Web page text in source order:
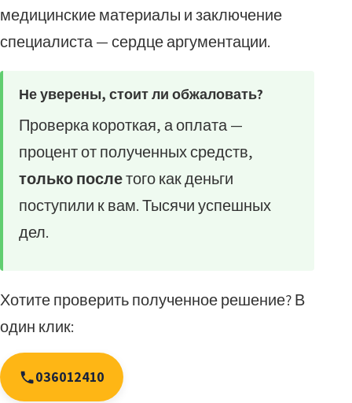
медицинские материалы и заключение
специалиста — сердце аргументации.
Не уверены, стоит ли обжаловать?
Проверка короткая, а оплата —
процент от полученных средств,
только послетого как деньги
поступили к вам. Тысячи успешных
дел.
Хотите проверить полученное решение? В
один клик:
036012410